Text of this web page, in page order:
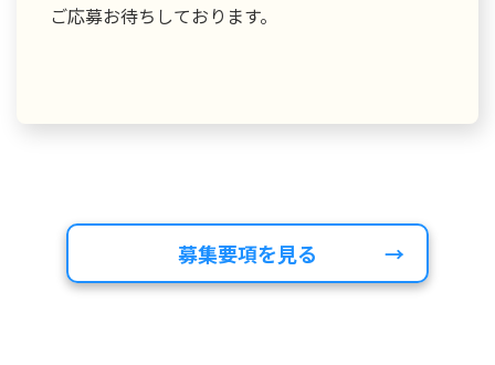
ご応募お待ちしております。
募集要項を見る